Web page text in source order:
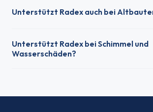
Unterstützt Radex auch bei
Unterstützt Radex bei Schimmel und
Wasserschäden?